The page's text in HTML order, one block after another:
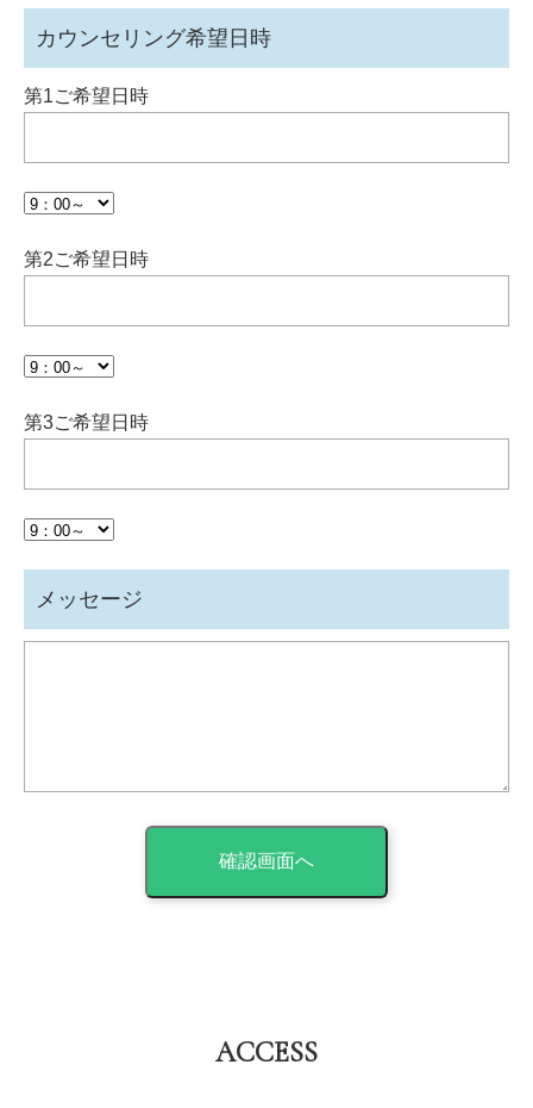
カウンセリング希望日時
第1ご希望日時
第2ご希望日時
第3ご希望日時
メッセージ
ACCESS